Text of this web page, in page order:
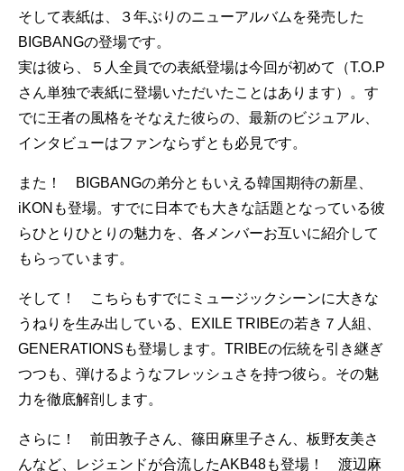
そして表紙は、３年ぶりのニューアルバムを発売した
BIGBANGの登場です。
実は彼ら、５人全員での表紙登場は今回が初めて（T.O.P
さん単独で表紙に登場いただいたことはあります）。す
でに王者の風格をそなえた彼らの、最新のビジュアル、
インタビューはファンならずとも必見です。
また！ BIGBANGの弟分ともいえる韓国期待の新星、
iKONも登場。すでに日本でも大きな話題となっている彼
らひとりひとりの魅力を、各メンバーお互いに紹介して
もらっています。
そして！ こちらもすでにミュージックシーンに大きな
うねりを生み出している、EXILE TRIBEの若き７人組、
GENERATIONSも登場します。TRIBEの伝統を引き継ぎ
つつも、弾けるようなフレッシュさを持つ彼ら。その魅
力を徹底解剖します。
さらに！ 前田敦子さん、篠田麻里子さん、板野友美さ
んなど、レジェンドが合流したAKB48も登場！ 渡辺麻